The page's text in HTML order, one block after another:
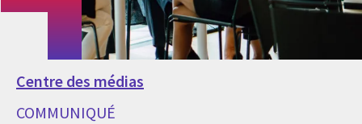
Centre des médias
COMMUNIQUÉ